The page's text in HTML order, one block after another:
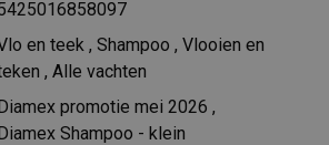
en teek , Shampoo , Vlooien en
, Alle vachten
promotie mei 2026 ,
Shampoo - klein